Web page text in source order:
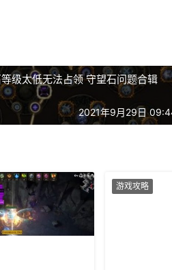
级太低无法占领 守望石问题合辑
2021年9月29日
游戏攻略